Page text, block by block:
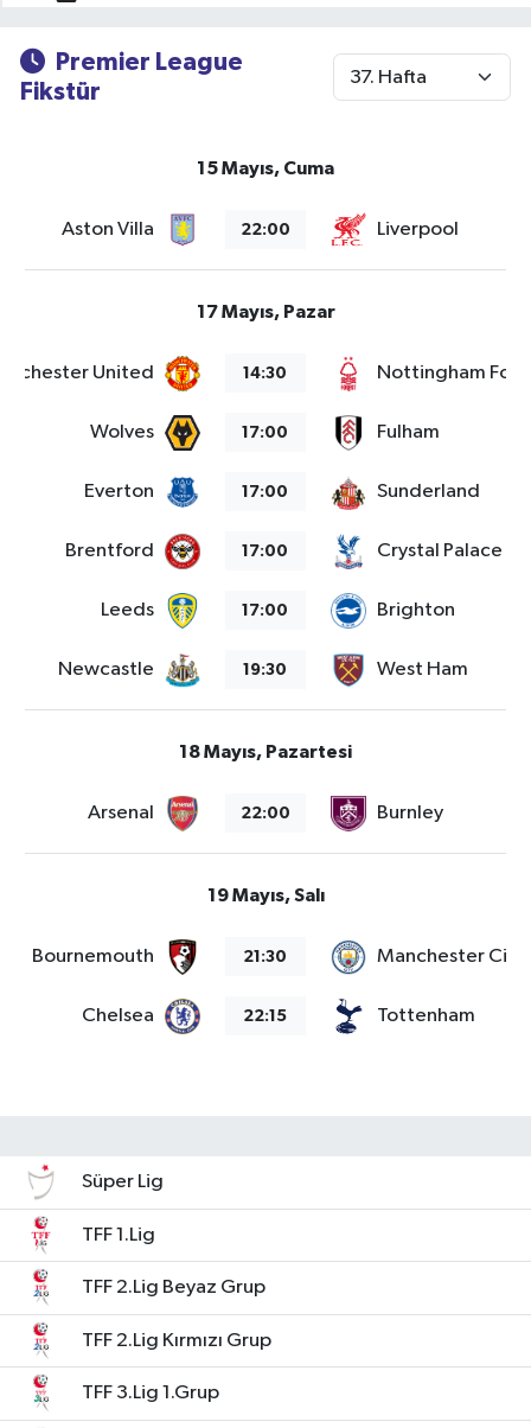
Premier League
Fikstür
15 Mayıs, Cuma
Aston Villa 22:00 Liverpool
17 Mayıs, Pazar
United 14:30 Nottingham
Wolves 17:00 Fulham
Everton 17:00 Sunderland
Brentford 17:00 Crystal Palace
Leeds 17:00 Brighton
Newcastle 19:30 West Ham
18 Mayıs, Pazartesi
Arsenal 22:00 Burnley
19 Mayıs, Salı
Bournemouth 21:30 Manchester City
Chelsea 22:15 Tottenham
Süper Lig
TFF 1.Lig
TFF 2.Lig Beyaz Grup
TFF 2.Lig Kırmızı Grup
TFF 3.Lig 1.Grup